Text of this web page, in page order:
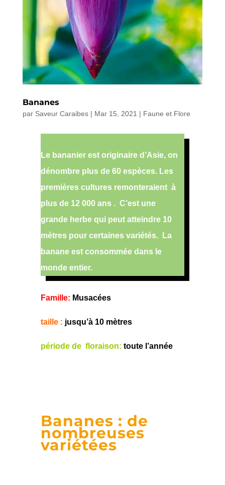
Bananes
par Saveur Caraibes| Mar 15, 2021 | Faune et Flore
Le bananier est originaire d’Asie, on
dénombre plus de 60 espèces. Les
premières cultures remonteraient à
plus de 12 000 ans . C’est une
grande herbe qui peut atteindre 10
mètres pour certaines variétés.
La
banane est consommée dans le
monde entier.
Famille: Musacées
taille : jusqu’à 10 mètres
période de floraison: toute l’année
Bananes : de
nombreuses
variétées